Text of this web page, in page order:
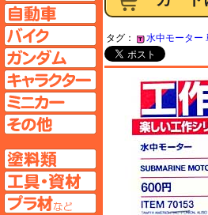
タグ： 水中モーター
自動車ページへ
バイクページへ
ガンダムページへ
ミニカーページへ
その他ページへ
塗料ページへ
工具ページへ
プラ材ページへ